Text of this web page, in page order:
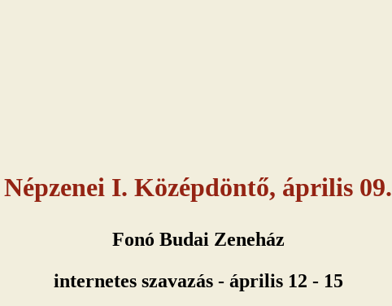
Népzenei I. Középdöntő, április 09.
Fonó Budai Zeneház
internetes szavazás - április 12 - 15